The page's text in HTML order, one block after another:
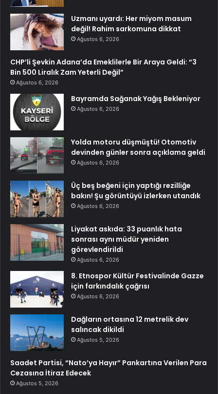
Uzmanı uyardı: Her miyom masum
değil! Rahim sarkomuna dikkat
Ağustos 6, 2026
CHP’li Şevkin Adana’da Emeklilerle Bir Araya Geldi: “3
Bin 500 Liralık Zam Yeterli Değil”
Ağustos 6, 2026
Bayramda Sağanak Yağış Bekleniyor
Ağustos 6, 2026
Yolda motoru düşmüştü! Otomotiv
devinden günler sonra açıklama geldi
Ağustos 6, 2026
Üç beş beğeni için yaptığı rezilliğe
bakın! Şu görüntüyü izlerken utandık
Ağustos 6, 2026
Liyakat askıda: 33 puanlık hata
sonrası aynı müdür yeniden
görevlendirildi
Ağustos 6, 2026
8. Etnospor Kültür Festivalinde Gazze
için farkındalık çağrısı
Ağustos 6, 2026
Dağların ortasına 12 metrelik dev
salıncak dikildi
Ağustos 5, 2026
Saadet Partisi, “Nato’ya Hayır” Pankartına Verilen Para
Cezasına İtiraz Edecek
Ağustos 5, 2026